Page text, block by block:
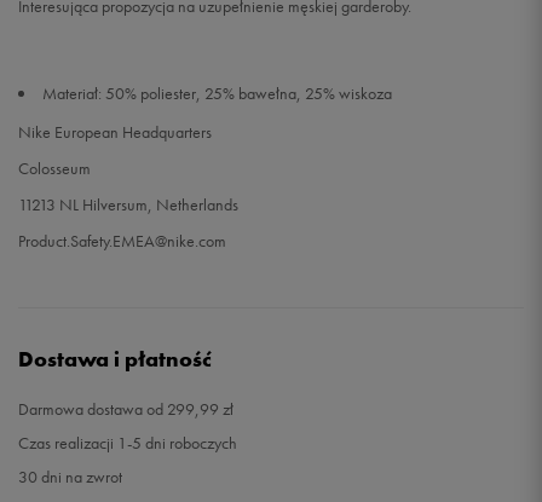
Interesująca propozycja na uzupełnienie męskiej garderoby.
Materiał: 50% poliester, 25% bawełna, 25% wiskoza
Nike European Headquarters
Colosseum
11213 NL Hilversum, Netherlands
Product.Safety.EMEA@nike.com
Dostawa i płatność
Darmowa dostawa od 299,99 zł
Czas realizacji 1-5 dni roboczych
30 dni na zwrot